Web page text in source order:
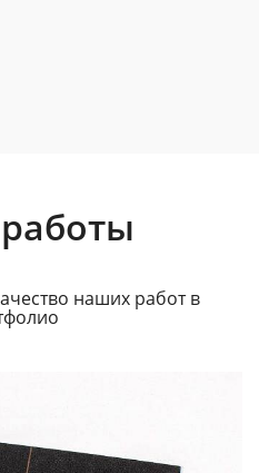
наших работ в